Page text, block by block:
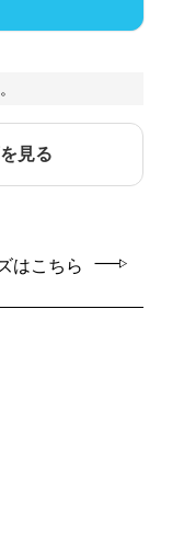
見る
はこちら